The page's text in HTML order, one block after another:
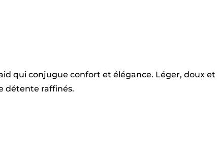
qui conjugue confort et élégance. Léger, doux
détente raffinés.